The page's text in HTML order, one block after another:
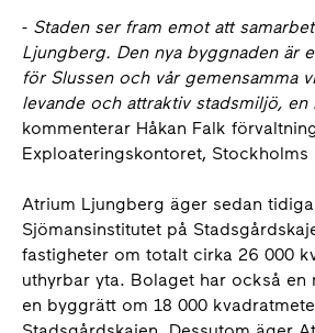
- Staden ser fram emot att
Ljungberg. Den nya byggnaden är
för Slussen och vår gemensamma
levande och attraktiv stadsmiljö, en
kommenterar Håkan Falk
Exploateringskontoret, Stockholms
Atrium Ljungberg äger sedan
Sjömansinstitutet på
fastigheter om totalt cirka 26 000
uthyrbar yta. Bolaget har också en
en byggrätt om 18 000